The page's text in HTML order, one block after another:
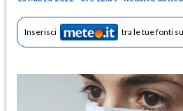
Inserisci tra le tue fonti su